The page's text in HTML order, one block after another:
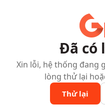
Đã có
Xin lỗi, hệ thống đang
lòng thử lại
Thử lại